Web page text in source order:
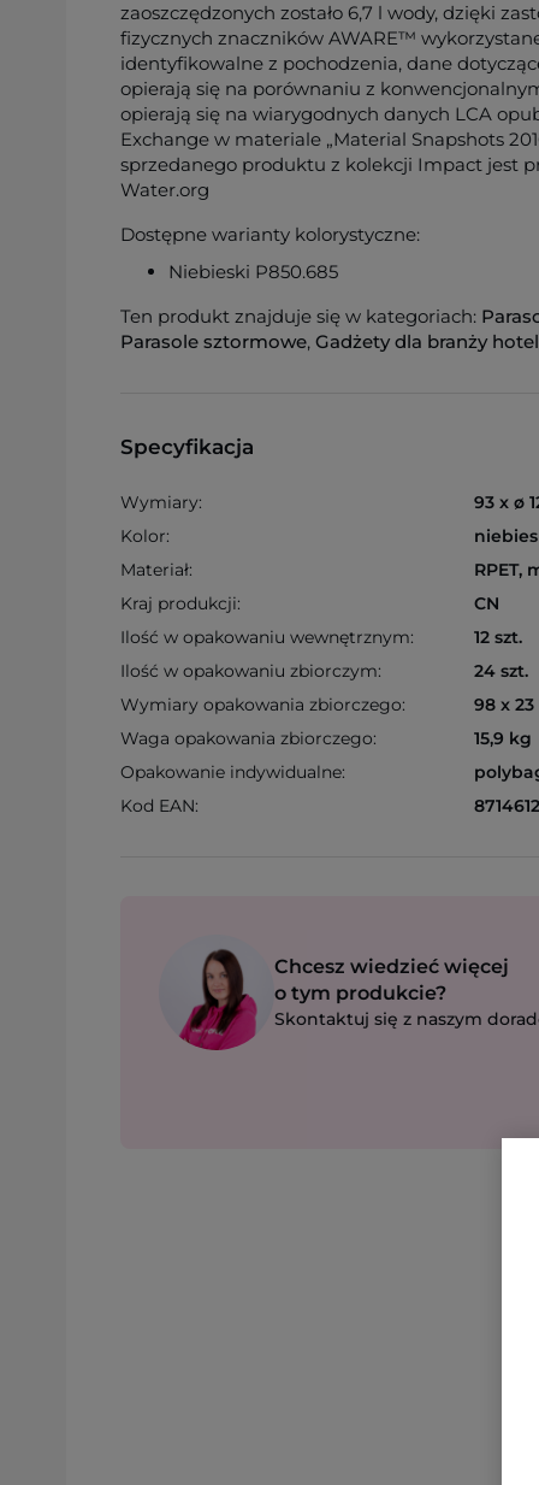
zaoszczędzonych zostało 6,7 l wody, dzięki
fizycznych znaczników AWARE™
identyfikowalne z pochodzenia, dane
opierają się na porównaniu z
opierają się na wiarygodnych danych LCA
Exchange w materiale „Material Snapshots
sprzedanego produktu z kolekcji Impact jest
Water.org
Dostępne warianty kolorystyczne:
Niebieski P850.685
Ten produkt znajduje się w kategoriach:
Parasole sztormowe, Gadżety dla branży
Specyfikacja
Wymiary:
93 x ø
Kolor:
Materiał:
RPET,
Kraj produkcji:
CN
Ilość w opakowaniu wewnętrznym:
12 szt.
Ilość w opakowaniu zbiorczym:
24 szt.
Wymiary opakowania zbiorczego:
98 x 23
Waga opakowania zbiorczego:
15,9 kg
Opakowanie indywidualne:
Kod EAN:
Chcesz wiedzieć więcej
o tym produkcie?
Skontaktuj się z naszym